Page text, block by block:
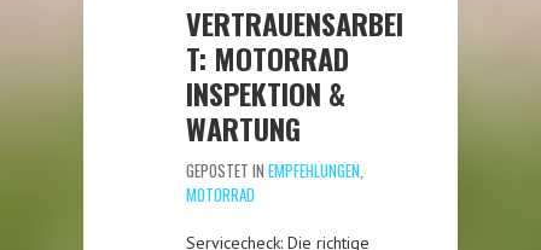
VERTRAUENSARBEI
T: MOTORRAD
INSPEKTION &
WARTUNG
GEPOSTET IN EMPFEHLUNGEN,
MOTORRAD
Servicecheck: Die richtige